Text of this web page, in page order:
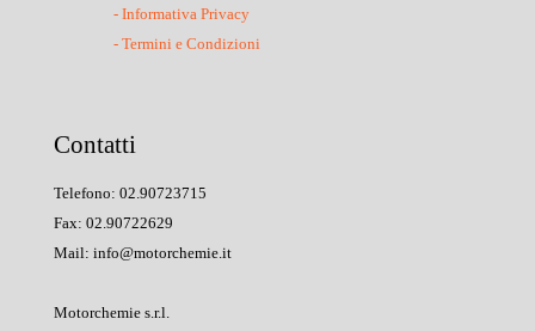
- Informativa Privacy
- Termini e Condizioni
Contatti
Telefono: 02.90723715
Fax: 02.90722629
Mail: info@motorchemie.it
Motorchemie s.r.l.